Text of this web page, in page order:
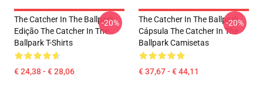
The Catcher In The Ballpark
Edição The Catcher In The
Ballpark T-Shirts
€ 24,38 - € 28,06
-20%
The Catcher In The Ballpark
Cápsula The Catcher In The
Ballpark Camisetas
€ 37,67 - € 44,11
-20%